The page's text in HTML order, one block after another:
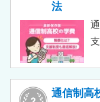
法
通信制高